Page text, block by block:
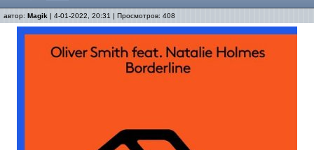
автор: Magik | 4-01-2022, 20:31 | Просмотров: 408